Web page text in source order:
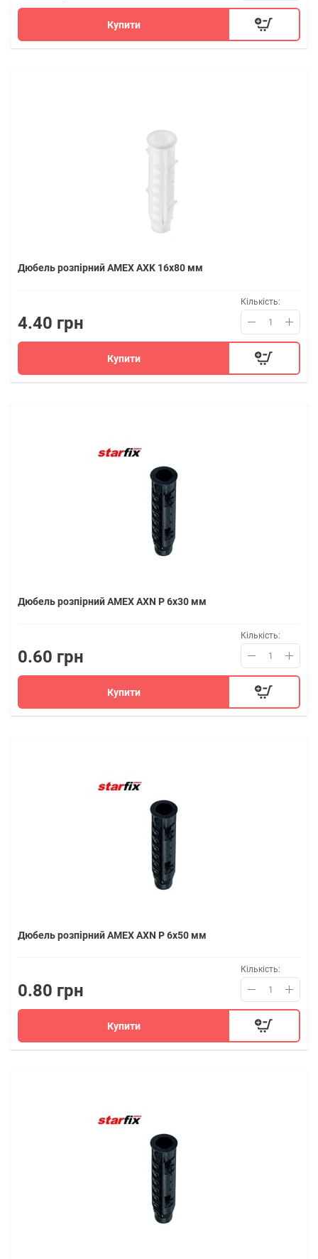
Купити
Дюбель розпірний AMEX AXK 16x80 мм
4.40 грн
Кількість:
Купити
Дюбель розпірний AMEX AXN P 6x30 мм
0.60 грн
Кількість:
Купити
Дюбель розпірний AMEX AXN P 6x50 мм
0.80 грн
Кількість:
Купити